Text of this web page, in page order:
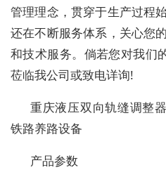
管理理念，贯穿于生产过程
还在不断服务体系，关心您
和技术服务。倘若您对我们
莅临我公司或致电详询!
重庆液压双向轨缝调整
铁路养路设备
产品参数